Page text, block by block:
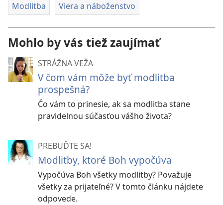
Modlitba Viera a náboženstvo
Mohlo by vás tiež zaujímať
STRÁŽNA VEŽA
V čom vám môže byť modlitba
prospešná?
Čo vám to prinesie, ak sa modlitba stane
pravidelnou súčasťou vášho života?
PREBUĎTE SA!
Modlitby, ktoré Boh vypočúva
Vypočúva Boh všetky modlitby? Považuje
všetky za prijateľné? V tomto článku nájdete
odpovede.